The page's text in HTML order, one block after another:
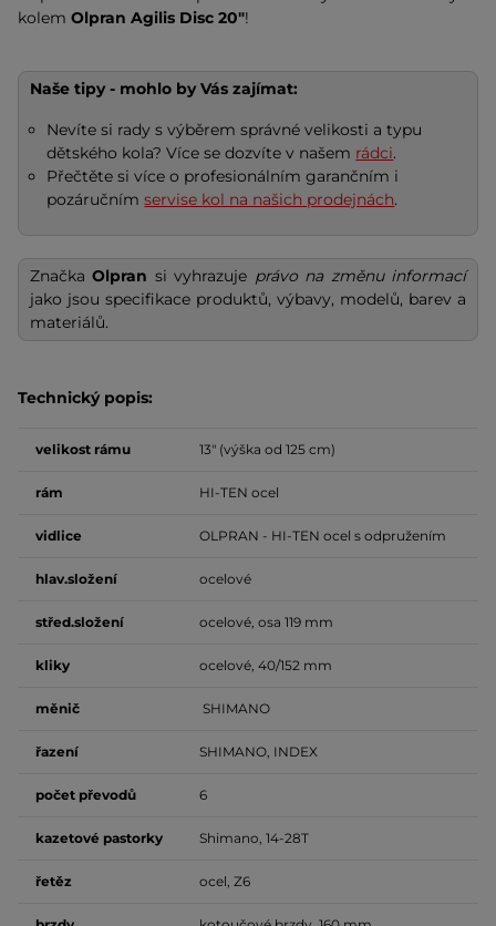
kolem Olpran Agilis Disc 20"!
Naše tipy - mohlo by Vás zajímat:
Nevíte si rady s výběrem správné velikosti a typu
dětského kola? Více se dozvíte v našem rádci.
Přečtěte si více o profesionálním garančním i
pozáručnímservise kol na našich prodejnách.
ZnačkaOlpran si vyhrazuje právo na změnu informací
jako jsou specifikace produktů, výbavy, modelů, barev a
materiálů.
Technický popis:
velikost rámu 13" (výška od 125 cm)
rám HI-TEN ocel
vidlice OLPRAN - HI-TEN ocel s odpružením
hlav.složení ocelové
střed.složení ocelové, osa 119 mm
kliky ocelové, 40/152 mm
měnič SHIMANO
řazení SHIMANO, INDEX
počet převodů 6
kazetové pastorky Shimano, 14-28T
řetěz ocel, Z6